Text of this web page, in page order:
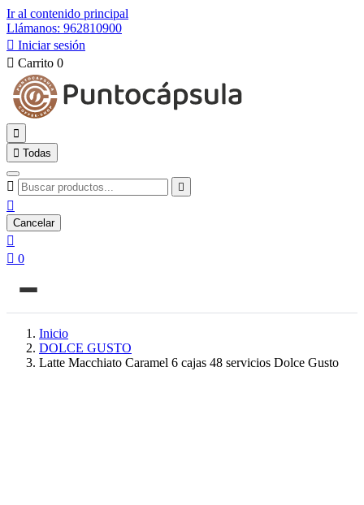
Ir al contenido principal
Llámanos: 962810900
 Iniciar sesión
 Carrito 0

 Todas
 

Cancelar

 0
Inicio
DOLCE GUSTO
Latte Macchiato Caramel 6 cajas 48 servicios Dolce Gusto